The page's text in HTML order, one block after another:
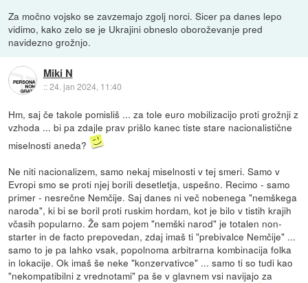
Za močno vojsko se zavzemajo zgolj norci. Sicer pa danes lepo
vidimo, kako zelo se je Ukrajini obneslo oboroževanje pred
navidezno grožnjo.
Miki N
::24. jan 2024, 11:40
Hm, saj če takole pomisliš ... za tole euro mobilizacijo proti grožnji z
vzhoda ... bi pa zdajle prav prišlo kanec tiste stare nacionalistične
miselnosti aneda?
Ne niti nacionalizem, samo nekaj miselnosti v tej smeri. Samo v
Evropi smo se proti njej borili desetletja, uspešno. Recimo - samo
primer - nesrečne Nemčije. Saj danes ni več nobenega "nemškega
naroda", ki bi se boril proti ruskim hordam, kot je bilo v tistih krajih
včasih popularno. Že sam pojem "nemški narod" je totalen non-
starter in de facto prepovedan, zdaj imaš ti "prebivalce Nemčije" ...
samo to je pa lahko vsak, popolnoma arbitrarna kombinacija folka
in lokacije. Ok imaš še neke "konzervativce" ... samo ti so tudi kao
"nekompatibilni z vrednotami" pa še v glavnem vsi navijajo za